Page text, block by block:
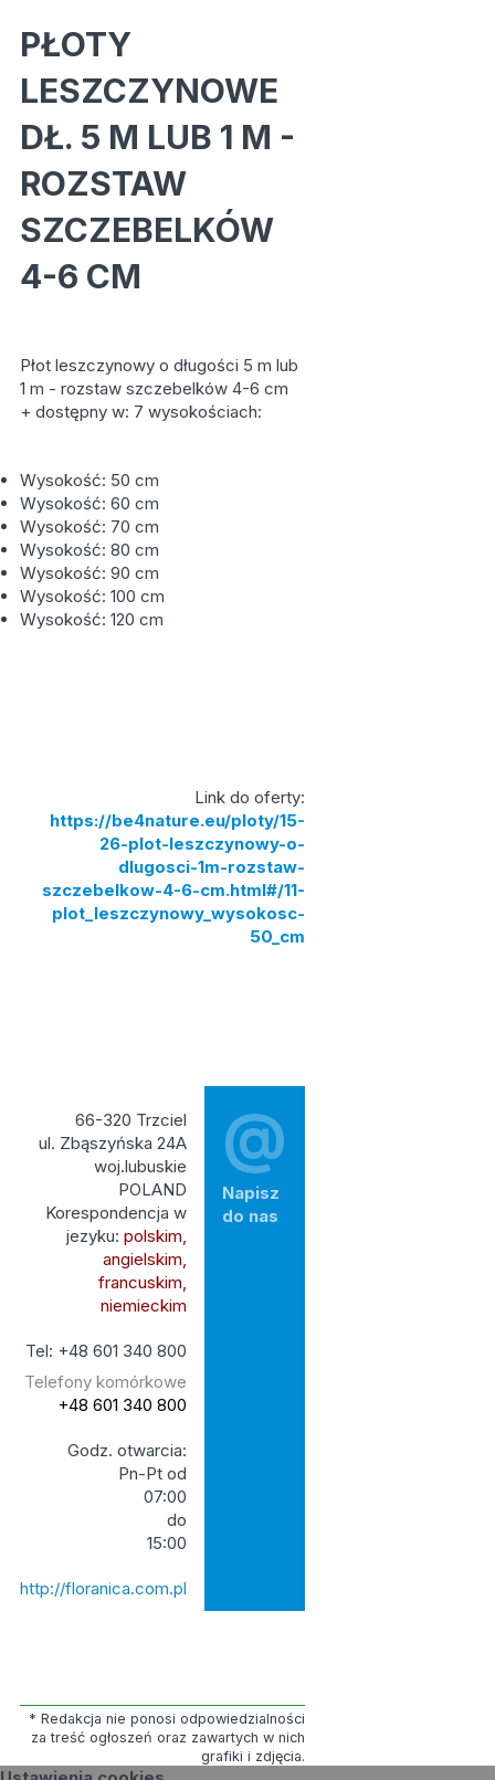
PŁOTY
LESZCZYNOWE
DŁ. 5 M LUB 1 M -
ROZSTAW
SZCZEBELKÓW
4-6 CM
Płot leszczynowy o długości 5 m lub
1 m - rozstaw szczebelków 4-6 cm
+ dostępny w: 7 wysokościach:
Wysokość: 50 cm
Wysokość: 60 cm
Wysokość: 70 cm
Wysokość: 80 cm
Wysokość: 90 cm
Wysokość: 100 cm
Wysokość: 120 cm
Link do oferty:
https://be4nature.eu/ploty/15-
26-plot-leszczynowy-o-
dlugosci-1m-rozstaw-
szczebelkow-4-6-cm.html#/11-
plot_leszczynowy_wysokosc-
50_cm
66-320 Trzciel
ul. Zbąszyńska 24A
woj.lubuskie
POLAND
Korespondencja w
jezyku: polskim,
angielskim,
francuskim,
niemieckim
Tel: +48 601 340 800
Telefony komórkowe
+48 601 340 800
Godz. otwarcia:
Pn-Pt od
07:00
do
15:00
http://floranica.com.pl
@
Napisz
do nas
* Redakcja nie ponosi odpowiedzialności
za treść ogłoszeń oraz zawartych w nich
grafiki i zdjęcia.